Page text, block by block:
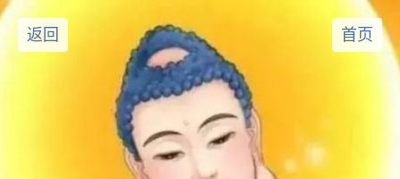
返回 首页